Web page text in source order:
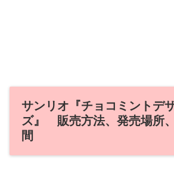
サンリオ『チョコミントデ
ズ』 販売方法、発売場所
間